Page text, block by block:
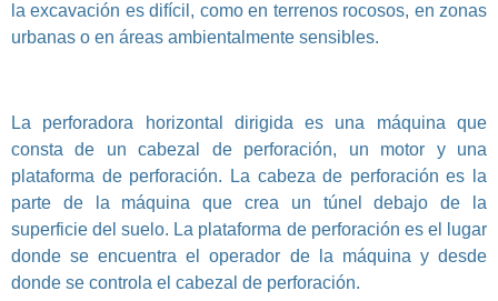
la excavación es difícil, como en terrenos rocosos, en zonas
urbanas o en áreas ambientalmente sensibles.
La perforadora horizontal dirigida es una máquina que
consta de un cabezal de perforación, un motor y una
plataforma de perforación. La cabeza de perforación es la
parte de la máquina que crea un túnel debajo de la
superficie del suelo. La plataforma de perforación es el lugar
donde se encuentra el operador de la máquina y desde
donde se controla el cabezal de perforación.